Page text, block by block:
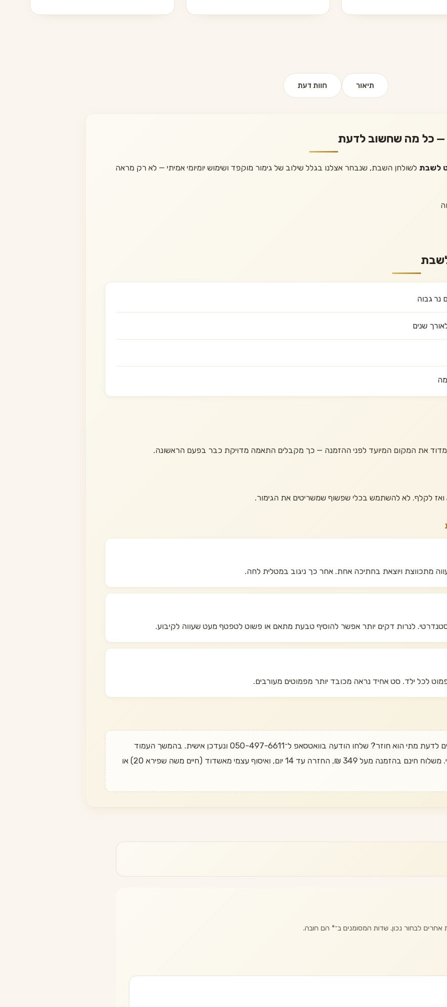
תיאור חוות דעת
— כל מה שחשוב לדעת
לשבת לשולחן השבת, שנבחר אצלנו בגלל שילוב של גימור מוקפד ושימוש יומיומי אמיתי — לא רק מראה
נר גבוה
שנים
את המקום המיועד לפני ההזמנה — כך מקבלים התאמה מדויקת כבר בפעם הראשונה.
ואז לקלף. לא להשתמש בכלי שפשוף שמשריטים את הגימור.
מתכווצת ויוצאת בחתיכה אחת. אחר כך ניגוב במטלית לחה.
לנרות דקים יותר אפשר להוסיף טבעת מתאם או פשוט לטפטף מעט שעווה לקיבוע.
לכל ילד. סט אחיד נראה מכובד יותר מפמוטים מעורבים.
רוצים לדעת מתי הוא חוזר? שלחו הודעה בוואטסאפ ל־050-497-6611 ונעדכן אישית. בהמשך העמוד
מופיעות חלופות דומות שכן במלאי. משלוח חינם בהזמנה מעל 349 ₪, החזרה עד 14 יום, ואיסוף עצמי מאשדוד (חיים משה שפירא 20) או
לבחור נכון. שדות המסומנים ב־* הם חובה.